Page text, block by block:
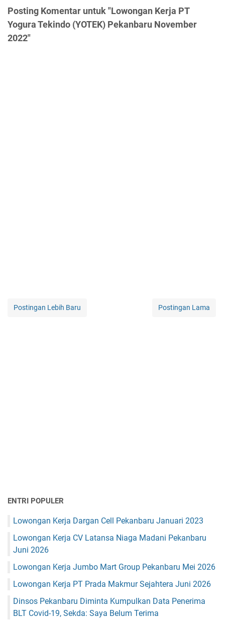
Posting Komentar untuk "Lowongan Kerja PT
Yogura Tekindo (YOTEK) Pekanbaru November
2022"
Postingan Lebih Baru Postingan Lama
ENTRI POPULER
Lowongan Kerja Dargan Cell Pekanbaru Januari 2023
Lowongan Kerja CV Latansa Niaga Madani Pekanbaru
Juni 2026
Lowongan Kerja Jumbo Mart Group Pekanbaru Mei 2026
Lowongan Kerja PT Prada Makmur Sejahtera Juni 2026
Dinsos Pekanbaru Diminta Kumpulkan Data Penerima
BLT Covid-19, Sekda: Saya Belum Terima